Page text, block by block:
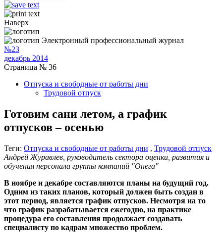
Наверх
Электронный профессиональный журнал
№23
декабрь 2014
Страница № 36
Отпуска и свободные от работы дни
Трудовой отпуск
Готовим сани летом, а график
отпусков – осенью
Теги: Отпуска и свободные от работы дни , Трудовой отпуск
Андрей Журавлев, руководитель сектора оценки, развития и
обучения персонала группы компаний "Онега"
В ноябре и декабре составляются планы на будущий год.
Одним из таких планов, который должен быть создан в
этот период, является график отпусков. Несмотря на то
что график разрабатывается ежегодно, на практике
процедура его составления продолжает создавать
специалисту по кадрам множество проблем.